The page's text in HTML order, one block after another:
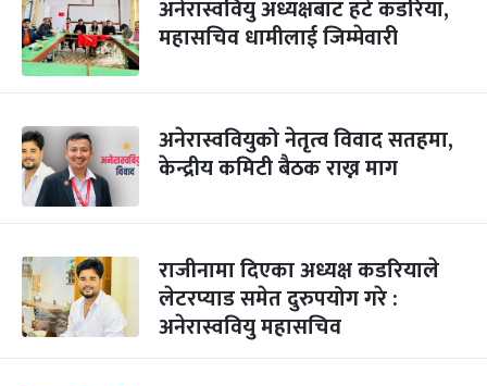
अनेरास्ववियु अध्यक्षबाट हटे कडरिया,
महासचिव धामीलाई जिम्मेवारी
अनेरास्ववियुको नेतृत्व विवाद सतहमा,
केन्द्रीय कमिटी बैठक राख्न माग
राजीनामा दिएका अध्यक्ष कडरियाले
लेटरप्याड समेत दुरुपयोग गरे :
अनेरास्ववियु महासचिव